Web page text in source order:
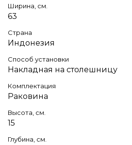
Ширина, см.
63
Страна
Индонезия
Способ установки
Накладная на столешницу
Комплектация
Раковина
Высота, см.
15
Глубина, см.